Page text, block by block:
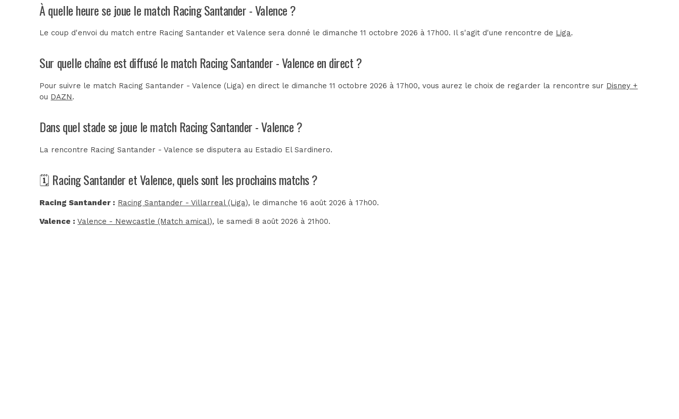
À quelle heure se joue le match Racing Santander - Valence ?
Le coup d'envoi du match entre Racing Santander et Valence sera donné le dimanche 11 octobre 2026 à 17h00. Il s'agit d'une rencontre de Liga.
Sur quelle chaîne est diffusé le match Racing Santander - Valence en direct ?
Pour suivre le match Racing Santander - Valence (Liga) en direct le dimanche 11 octobre 2026 à 17h00, vous aurez le choix de regarder la rencontre sur Disney +
ou DAZN.
Dans quel stade se joue le match Racing Santander - Valence ?
La rencontre Racing Santander - Valence se disputera au Estadio El Sardinero.
🗓️ Racing Santander et Valence, quels sont les prochains matchs ?
Racing Santander : Racing Santander - Villarreal (Liga), le dimanche 16 août 2026 à 17h00.
Valence : Valence - Newcastle (Match amical), le samedi 8 août 2026 à 21h00.